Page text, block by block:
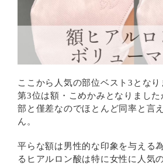
ここから人気の部位ベスト3となり
第3位は額・こめかみとなりまし
部と僅差なのでほとんど同率と言
ん。
平らな額は男性的な印象を与える
るヒアルロン酸は特に女性に人気